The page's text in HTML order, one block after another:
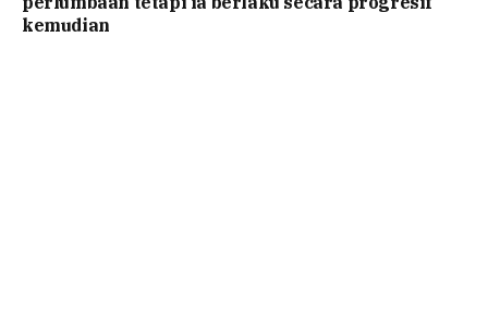
kemudian